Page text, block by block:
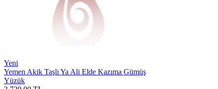
Yeni
Yemen Akik Taşlı Ya Ali Elde Kazıma Gümüş
Yüzük